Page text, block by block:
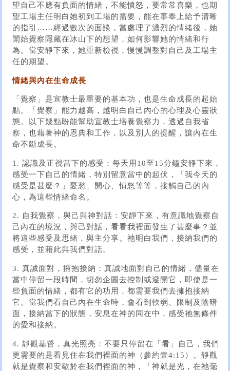
望自己不應有負面的情緒，不能憤怒，要常常喜樂，也期
望工場主任明白她初到工場的需要，能在事奉上給予清晰
的指引……經過數次的面談，當處理了濃烈的情緒後，她
開始覺察隱藏在冰山下的想望，如何影響她的情緒和行
為。當安靜下來，她重新檢視，慢慢調整對自己及工場主
任的期望。
情緒與內在生命成長
「覺察」是宣教士最重要的基本功，也是生命成長的起始
點。「覺察」能力越高，越明白自己內心的心理及心靈狀
態。以下幾點盼能幫助宣教士培養覺察力，透過自我省
察，也藉著神的恩典和工作，以及別人的提醒，讓內在生
命不斷成長。
1. 認識及正視當下的感受：每天用10至15分鐘安靜下來，
感受一下自己的情緒，特別留意當中的起伏，「我今天的
感受是甚麼？」憂愁、開心、憤怒等等，接觸自己的內
心，為這些情緒命名。
2. 自我覺察，與己與神對話：安靜下來，有意識地覺察自
己內在的境況，與己對話，看看我裡面發生了甚麼事？並
將這些感受及思緒，與主分享。祂明白我們，接納我們的
感受，並藉此與我們對話。
3. 真誠面對，擁抱接納：真誠地面對自己的情緒，儘量在
當中停留一段時間，切勿企圖去控制或避開它，即使是一
些負面的情緒，都有它的功用，都需要我們去擁抱接納
它。當我們看自己內在生命時，會看到軟弱、限制及陰暗
面，接納當下的狀態，安息在神的同在中，感受祂無條件
的愛和接納。
4. 靜觀基督，真光照亮：不要只停留在「看」自己，我們
更需要的是看見住在我們裡面的神（參約壹4:15）。靜觀
就是覺察和安歇於在我們裡面的神，「神就是光，在祂毫